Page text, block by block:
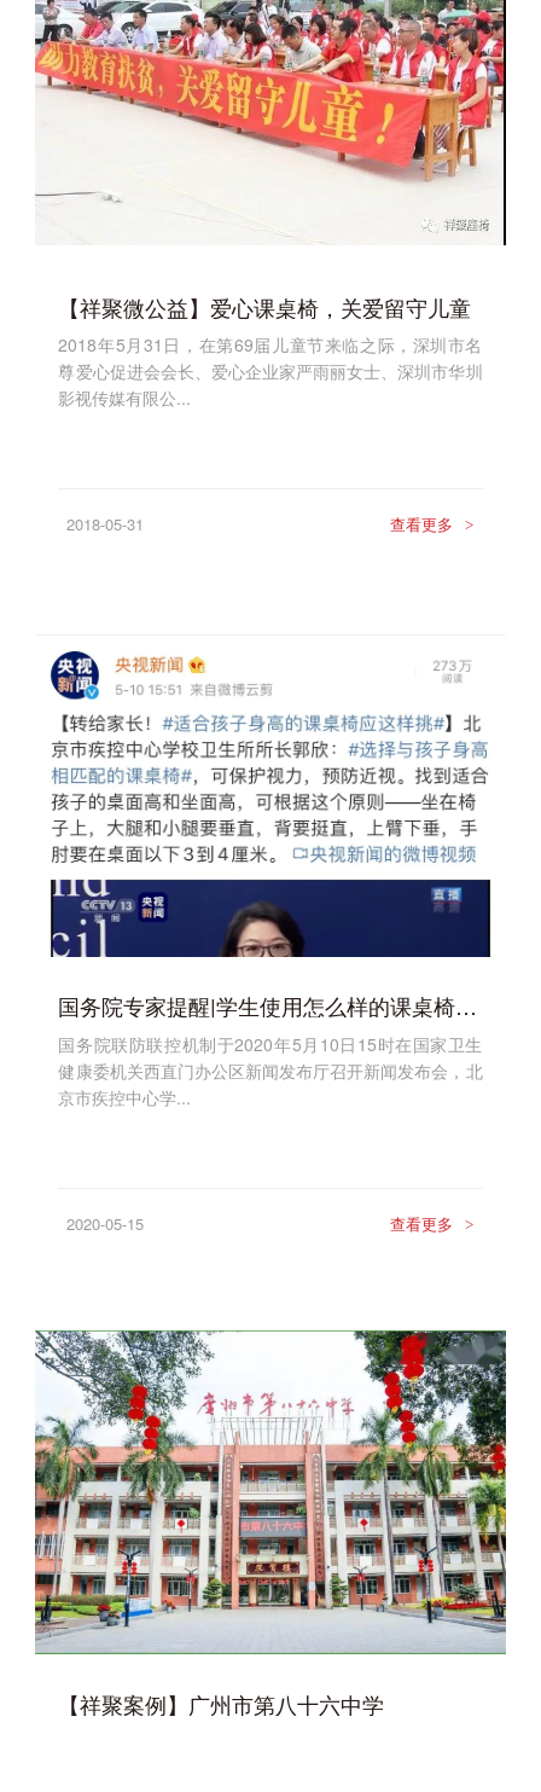
【祥聚微公益】爱心课桌椅，关爱留守儿童
2018年5月31日，在第69届儿童节来临之际，深圳市名
尊爱心促进会会长、爱心企业家严雨丽女士、深圳市华圳
影视传媒有限公...
2018-05-31 查看更多 >
国务院专家提醒|学生使用怎么样的课桌椅更有利于保护自身视力、预防近视呢？这些细节马虎不得
国务院联防联控机制于2020年5月10日15时在国家卫生
健康委机关西直门办公区新闻发布厅召开新闻发布会，北
京市疾控中心学...
2020-05-15 查看更多 >
【祥聚案例】广州市第八十六中学